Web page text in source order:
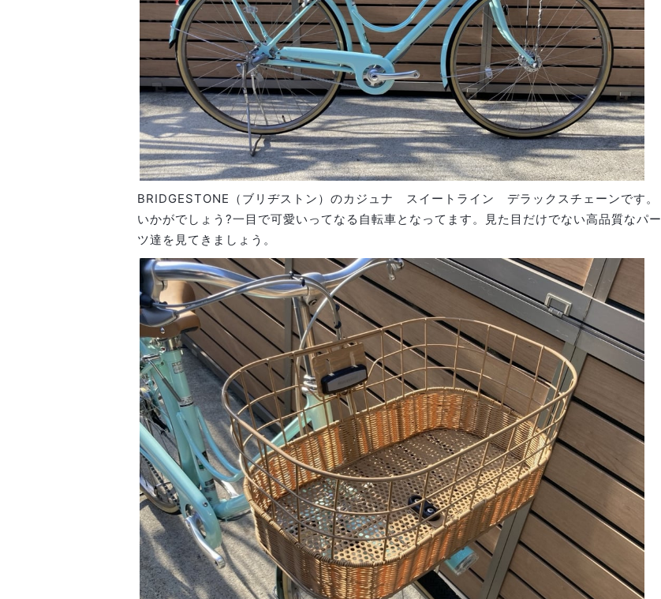
BRIDGESTONE（ブリヂストン）のカジュナ スイートライン デラックスチェーンです。
いかがでしょう?一目で可愛いってなる自転車となってます。見た目だけでない高品質なパー
ツ達を見てきましょう。